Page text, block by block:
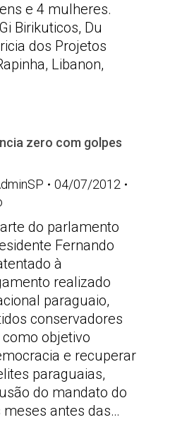
e 4 mulheres.
Birikuticos, Du
dos Projetos
Libanon,
zero com golpes
04/07/2012
do parlamento
Fernando
à
realizado
paraguaio,
conservadores
objetivo
e recuperar
paraguaias,
do mandato do
antes das…